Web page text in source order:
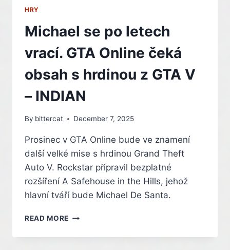
HRY
Michael se po letech
vrací. GTA Online čeká
obsah s hrdinou z GTA V
– INDIAN
By bittercat December 7, 2025
Prosinec v GTA Online bude ve znamení
další velké mise s hrdinou Grand Theft
Auto V. Rockstar připravil bezplatné
rozšíření A Safehouse in the Hills, jehož
hlavní tváří bude Michael De Santa.
READ MORE MICHAEL
PO